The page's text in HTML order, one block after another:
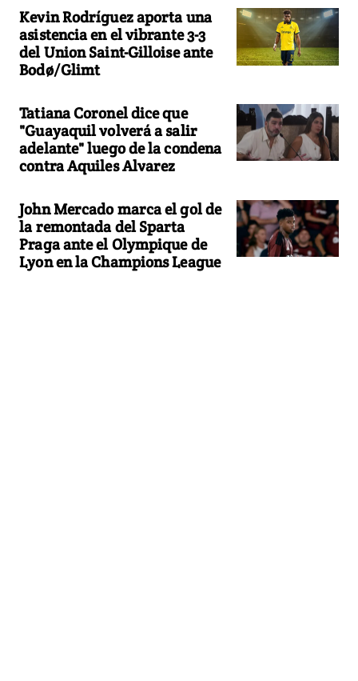
Kevin Rodríguez aporta una
asistencia en el vibrante 3-3
del Union Saint-Gilloise ante
Bodø/Glimt
Tatiana Coronel dice que
"Guayaquil volverá a salir
adelante" luego de la condena
contra Aquiles Alvarez
John Mercado marca el gol de
la remontada del Sparta
Praga ante el Olympique de
Lyon en la Champions League